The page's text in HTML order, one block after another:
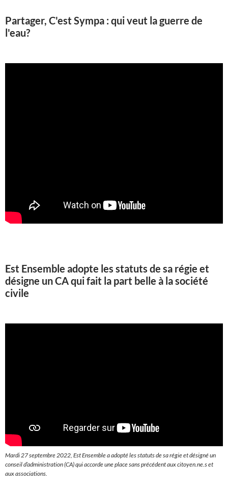
Partager, C'est Sympa : qui veut la guerre de
l'eau?
Est Ensemble adopte les statuts de sa régie et
désigne un CA qui fait la part belle à la société
civile
Mardi 27 septembre 2022, Est Ensemble a adopté les statuts de sa régie et désigné un
conseil d’administration (CA) qui accorde une place sans précédent aux citoyen.ne.s et
aux associations.